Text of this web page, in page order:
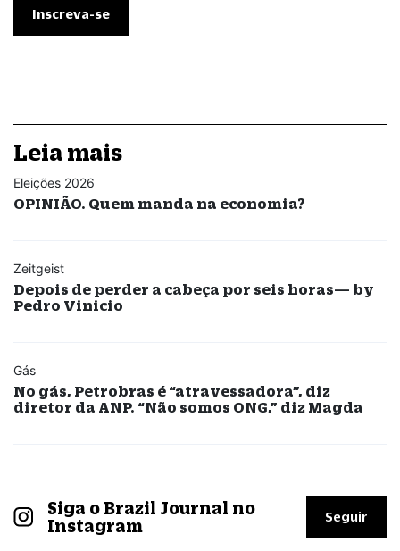
Leia mais
Eleições 2026
OPINIÃO. Quem manda na economia?
Zeitgeist
Depois de perder a cabeça por seis horas— by
Pedro Vinicio
Gás
No gás, Petrobras é “atravessadora”, diz
diretor da ANP. “Não somos ONG,” diz Magda
Siga o Brazil Journal no
Instagram
Seguir